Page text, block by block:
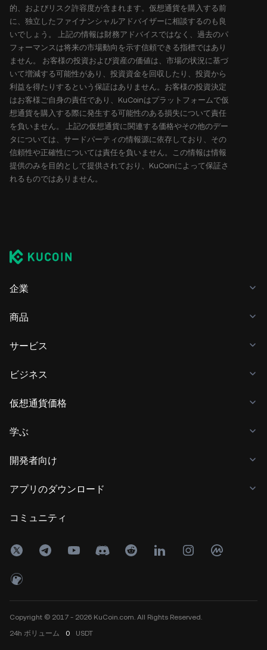
的、およびリスク許容度が含まれます。仮想通貨を購入する前
に、独立したファイナンシャルアドバイザーに相談するのも良
いでしょう。 上記の情報は財務アドバイスではなく、過去のパ
フォーマンスは将来の市場動向を示す信頼できる指標ではあり
ません。 お客様の投資および資産の価値は、市場の状況に基づ
いて増減する可能性があり、投資資金を回収したり、投資から
利益を得たりするという保証はありません。お客様の投資決定
はお客様ご自身の責任であり、KuCoinはプラットフォームで仮
想通貨を購入する際に発生する可能性のある損失について責任
を負いません。 上記の仮想通貨に関連する価格やその他のデー
タについては、サードパーティの情報源に依存しており、その
信頼性や正確性については責任を負いません。この情報は情報
提供のみを目的として提供されており、KuCoinによって保証さ
れるものではありません。
企業
商品
サービス
ビジネス
仮想通貨価格
学ぶ
開発者向け
アプリのダウンロード
コミュニティ
Copyright © 2017 - 2026 KuCoin.com. All Rights Reserved.
24h ボリューム 0 USDT